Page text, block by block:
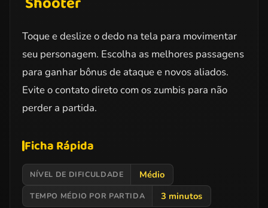
Toque e deslize o dedo na tela para movimentar
seu personagem. Escolha as melhores passagens
para ganhar bônus de ataque e novos aliados.
Evite o contato direto com os zumbis para não
perder a partida.
Ficha Rápida
NÍVEL DE DIFICULDADE Médio
TEMPO MÉDIO POR PARTIDA 3 minutos